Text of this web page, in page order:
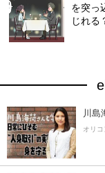
を突っ
じれる
川島
オリ